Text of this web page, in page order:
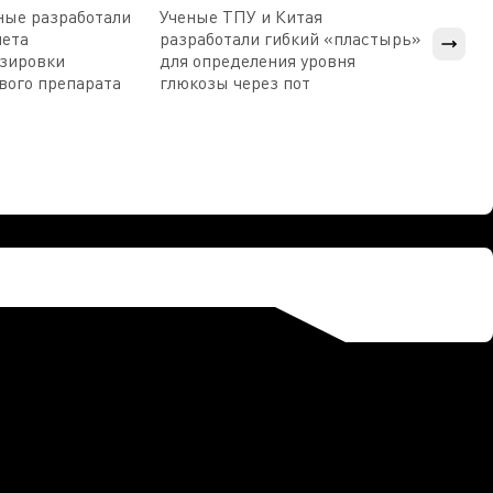
разработали
препарата
Ученые ТПУ и Китая
разработали гибкий «пластырь»
для определения уровня
глюкозы через пот